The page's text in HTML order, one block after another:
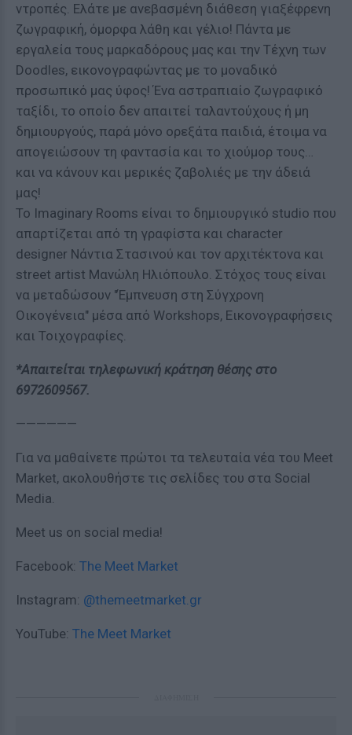
ντροπές. Ελάτε με ανεβασμένη διάθεση γιαξέφρενη
ζωγραφική, όμορφα λάθη και γέλιο! Πάντα με
εργαλεία τους μαρκαδόρους μας και την Τέχνη των
Doodles, εικονογραφώντας με το μοναδικό
προσωπικό μας ύφος! Ένα αστραπιαίο ζωγραφικό
ταξίδι, το οποίο δεν απαιτεί ταλαντούχους ή μη
δημιουργούς, παρά μόνο ορεξάτα παιδιά, έτοιμα να
απογειώσουν τη φαντασία και το χιούμορ τους…
και να κάνουν και μερικές ζαβολιές με την άδειά
μας!
To Imaginary Rooms είναι το δημιουργικό studio που
απαρτίζεται από τη γραφίστα και character
designer Νάντια Στασινού και τον αρχιτέκτονα και
street artist Μανώλη Ηλιόπουλο. Στόχος τους είναι
να μεταδώσουν "Έμπνευση στη Σύγχρονη
Οικογένεια" μέσα από Workshops, Εικονογραφήσεις
και Τοιχογραφίες.
*Απαιτείται τηλεφωνική κράτηση θέσης στο
6972609567.
——————
Για να μαθαίνετε πρώτοι τα τελευταία νέα του Meet
Market, ακολουθήστε τις σελίδες του στα Social
Media.
Meet us on social media!
Facebook: Τhe Meet Market
Instagram: @themeetmarket.gr
YouTube: The Meet Market